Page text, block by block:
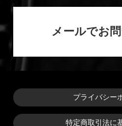
メールでお
プライバシー
特定商取引法に